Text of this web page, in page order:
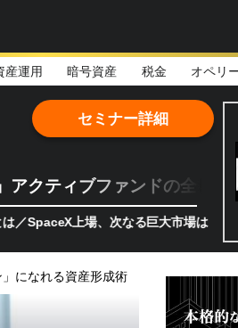
産運用 暗号資産 税金 オペリ
クティブファンドの全貌
場、次なる巨大市場は「宇宙!?」
セミナー詳細
になれる資産形成術